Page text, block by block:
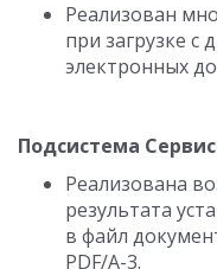
Реализован
при загрузке с
электронных
Подсистема
Реализована
результата
в файл
PDF/A-3.